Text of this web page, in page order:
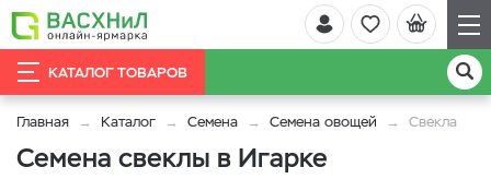
КАТАЛОГ ТОВАРОВ
Главная Каталог Семена Семена овощей Свекла
Семена свеклы в Игарке